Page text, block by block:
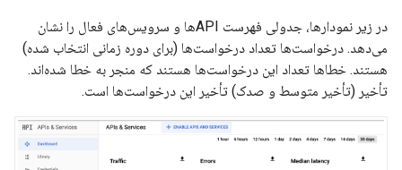
در زیر نمودارها، جدولی فهرست APIها و سرویس‌های فعال را نشان
می‌دهد. درخواست‌ها تعداد درخواست‌ها (برای دوره زمانی انتخاب شده)
هستند. خطاها تعداد این درخواست‌ها هستند که منجر به خطا شده‌اند.
تأخیر (تأخیر متوسط ​​و صدک) تأخیر این درخواست‌ها است.